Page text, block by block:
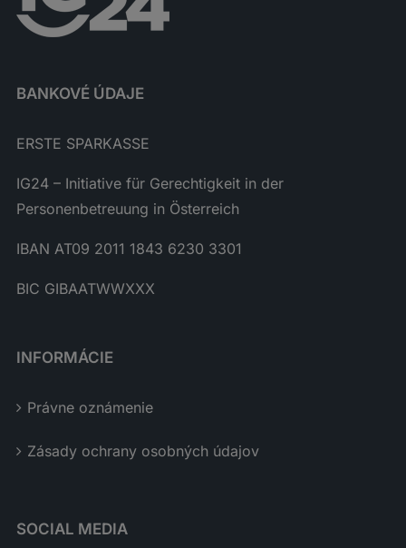
BANKOVÉ ÚDAJE
ERSTE SPARKASSE
IG24 – Initiative für Gerechtigkeit in der
Personenbetreuung in Österreich
IBAN AT09 2011 1843 6230 3301
BIC GIBAATWWXXX
INFORMÁCIE
Právne oznámenie
Zásady ochrany osobných údajov
SOCIAL MEDIA